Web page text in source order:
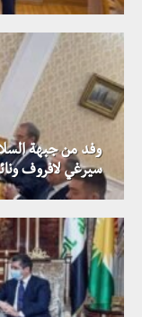
وفد من جبهة
سيرغي لافروف